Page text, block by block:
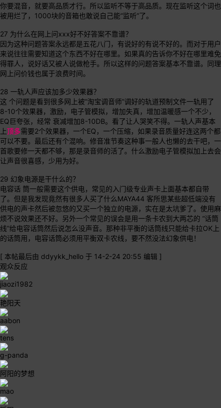
你要混音，就要高品质才行。所以监听不等于高品质。现在监听这个词也
被用烂了，1000块的音箱也敢说自己能“监听”了。
27 为什么在网上问xxx好不好答案不靠谱？
因为这种问题答案永远都是五花八门，有说好的有说不好的。而对于用户
来说往往需要知道这个东西不好在哪里。如果真的告诉你不好在哪里难免
得罪人，说好话又被人说做枪手。所以这样的问题答案基本不靠谱。同理
网上问价钱也属于浪费时间。
28 一轨人声应该加多少效果器？
这 个问题是看到很多网上被“淘宝调音师”调好的轨道预制文件一轨用了
8-10个效果器，激励，电子管模拟，增加失真，增加温暖感一个不少，
EQ巨夸张，经常 衰减增加8-10DB。看了让人哭笑不得。一轨人声基本
上顶多需要2个效果器，一个EQ，一个压缩，如果录音质量好连这两个都
可以不要。最后还有个混响。修音准节奏这种事一般人也懒的去干吧，一
首歌要修一天都不够，那是录音师的活了。什么激励电子管模拟加上去会
让声音很喜感，少用为好。
29 幻象电源是干什么的？
电容话 筒一般需要这个供电，常见的入门级专业声卡上面基本都自带
了。但是我发现竟然有很多人买了什么MAYA44 客所思某些超低端没有
供电的声卡然后被忽悠的又买一个独立的电源，实在是太坑爹了。使用麻
烦不说效果还不好。另外一个常见的误会是用一条卡农到大两芯的 “话筒
线”给电容话筒然后说怎么没声音。那种非平衡的话筒线只能给卡拉OK上
的话筒用，电容话筒必须用平衡双卡农线，要不然没法幻象供电！
[ 本帖最后由 ddyykk_hello 于 14-2-24 20:55 编辑 ]
观众反应
jiaozi1982
艳阳天
aabon
tens
g-panda
阿阳的梦想
mao